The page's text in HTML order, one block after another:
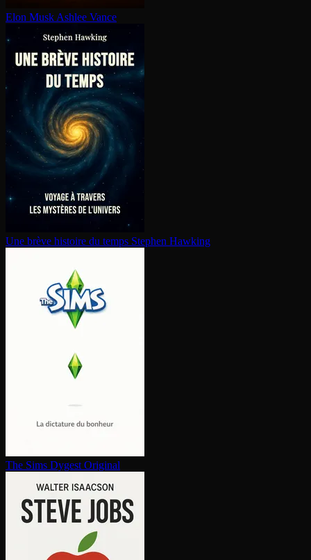
Elon Musk Ashlee Vance
Une brève histoire du temps Stephen Hawking
The Sims Dygest Original